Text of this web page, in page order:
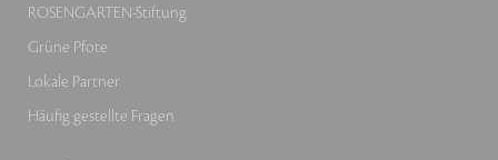
ROSENGARTEN-Stiftung
Grüne Pfote
Lokale Partner
Häufig gestellte Fragen